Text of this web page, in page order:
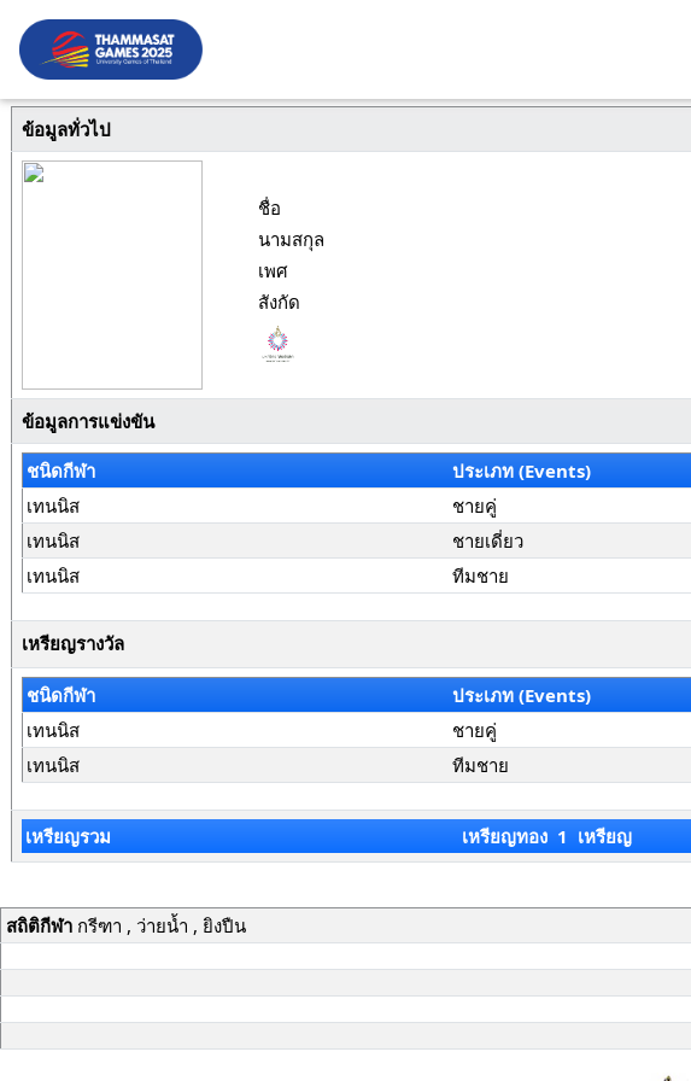
ข้อมูลทั่วไป
ชื่อ
นามสกุล
เพศ
สังกัด
ข้อมูลการแข่งขัน
ชนิดกีฬา
ประเภท (Events)
เทนนิส
ชายคู่
เทนนิส
ชายเดี่ยว
เทนนิส
ทีมชาย
เหรียญรางวัล
ชนิดกีฬา ประเภท (Events)
เทนนิส
ชายคู่
เทนนิส
ทีมชาย
เหรียญรวม เหรียญทอง 1 เหรียญ
สถิติกีฬากรีฑา , ว่ายน้ำ , ยิงปืน